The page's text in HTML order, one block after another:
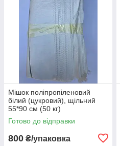
Мішок поліпропіленовий
білий (цукровий), щільний
55*90 см (50 кг)
Готово до відправки
800 ₴/упаковка